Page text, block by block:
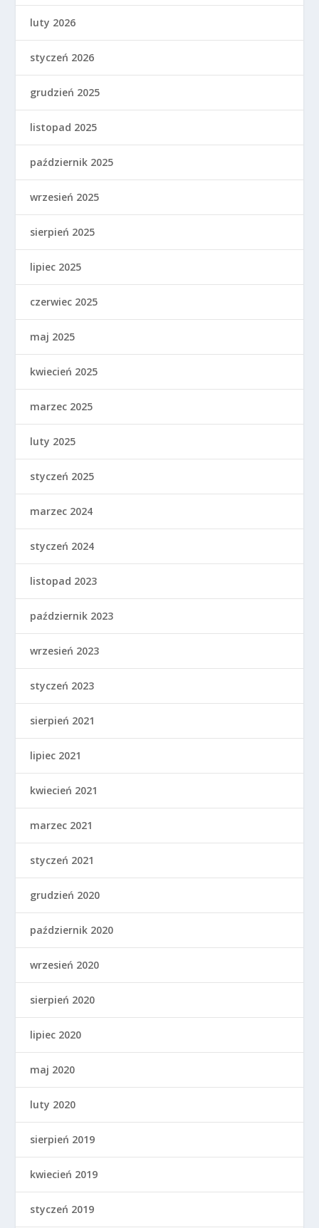
luty 2026
styczeń 2026
grudzień 2025
listopad 2025
październik 2025
wrzesień 2025
sierpień 2025
lipiec 2025
czerwiec 2025
maj 2025
kwiecień 2025
marzec 2025
luty 2025
styczeń 2025
marzec 2024
styczeń 2024
listopad 2023
październik 2023
wrzesień 2023
styczeń 2023
sierpień 2021
lipiec 2021
kwiecień 2021
marzec 2021
styczeń 2021
grudzień 2020
październik 2020
wrzesień 2020
sierpień 2020
lipiec 2020
maj 2020
luty 2020
sierpień 2019
kwiecień 2019
styczeń 2019